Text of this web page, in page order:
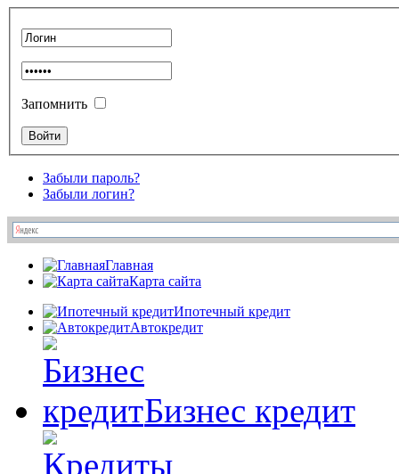
Запомнить
Забыли пароль?
Забыли логин?
Главная
Карта сайта
Ипотечный кредит
Автокредит
Бизнес кредит